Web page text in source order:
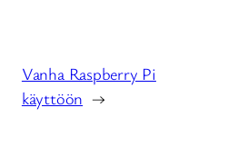
Vanha Raspberry Pi
käyttöön →